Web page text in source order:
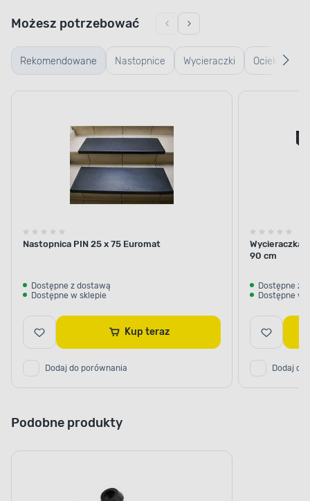
Rekomendowane Nastopnice Wycieraczki
typu
Ociekacze
na buty
Możesz potrzebować
Nastopnica PIN 25 x 75 Euromat
Dostępne z dostawą
Dostępne w sklepie
Kup teraz
Dodaj do porównania
Wycieraczka
90 cm
Dostępne z
Dostępne w
Dodaj do
Podobne produkty